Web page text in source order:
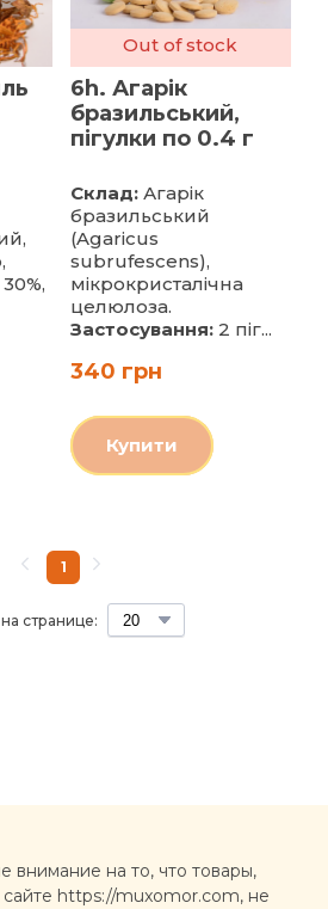
Out of stock
6h. Агарік
бразильський,
пігулки по 0.4 г
Склад:Агарік
бразильський
(Agaricus
subrufescens),
мікрокристалічна
целюлоза.
Застосування: 2 піг...
340 грн
Купити
странице:
1
на то, что товары,
https://muxomor.com, не